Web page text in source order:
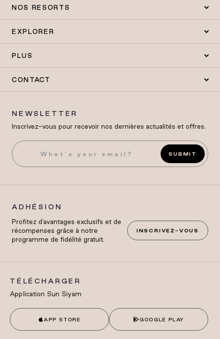
NOS RESORTS
EXPLORER
PLUS
CONTACT
NEWSLETTER
Inscrivez-vous pour recevoir nos dernières actualités et offres.
SUBMIT
ADHÉSION
Profitez d'avantages exclusifs et de
récompenses grâce à notre
programme de fidélité gratuit.
INSCRIVEZ-VOUS
TÉLÉCHARGER
Application Sun Siyam
APP STORE GOOGLE PLAY